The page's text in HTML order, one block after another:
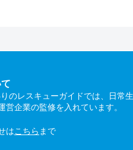
のレスキューガイドでは、日常
営企業の監修を入れています。
はこちら まで